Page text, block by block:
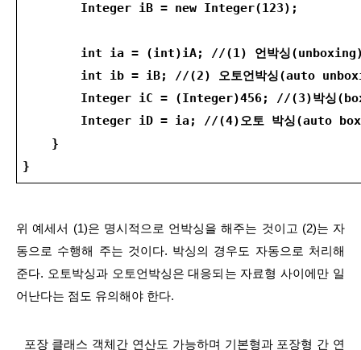
Integer iB = new Integer(123);
int ia = (int)iA; //(1) 언박싱
int ib = iB; //(2) 오토언박싱(auto
Integer iC = (Integer)456; //(3)박싱
Integer iD = ia; //(4)오토 박싱(auto
}
}
위 예세서 (1)은 명시적으로 언박싱을 해주는 것이고 (2)는 자
동으로 수행해 주는 것이다. 박싱의 경우도 자동으로 처리해
준다. 오토박싱과 오토언박싱은 대응되는 자료형 사이에만 일
어난다는 점도 유의해야 한다.